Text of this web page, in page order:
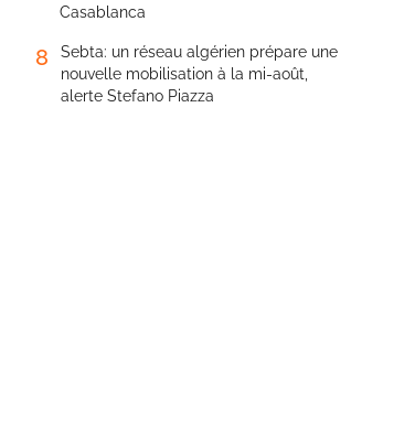
Casablanca
8
Sebta: un réseau algérien prépare une
nouvelle mobilisation à la mi-août,
alerte Stefano Piazza